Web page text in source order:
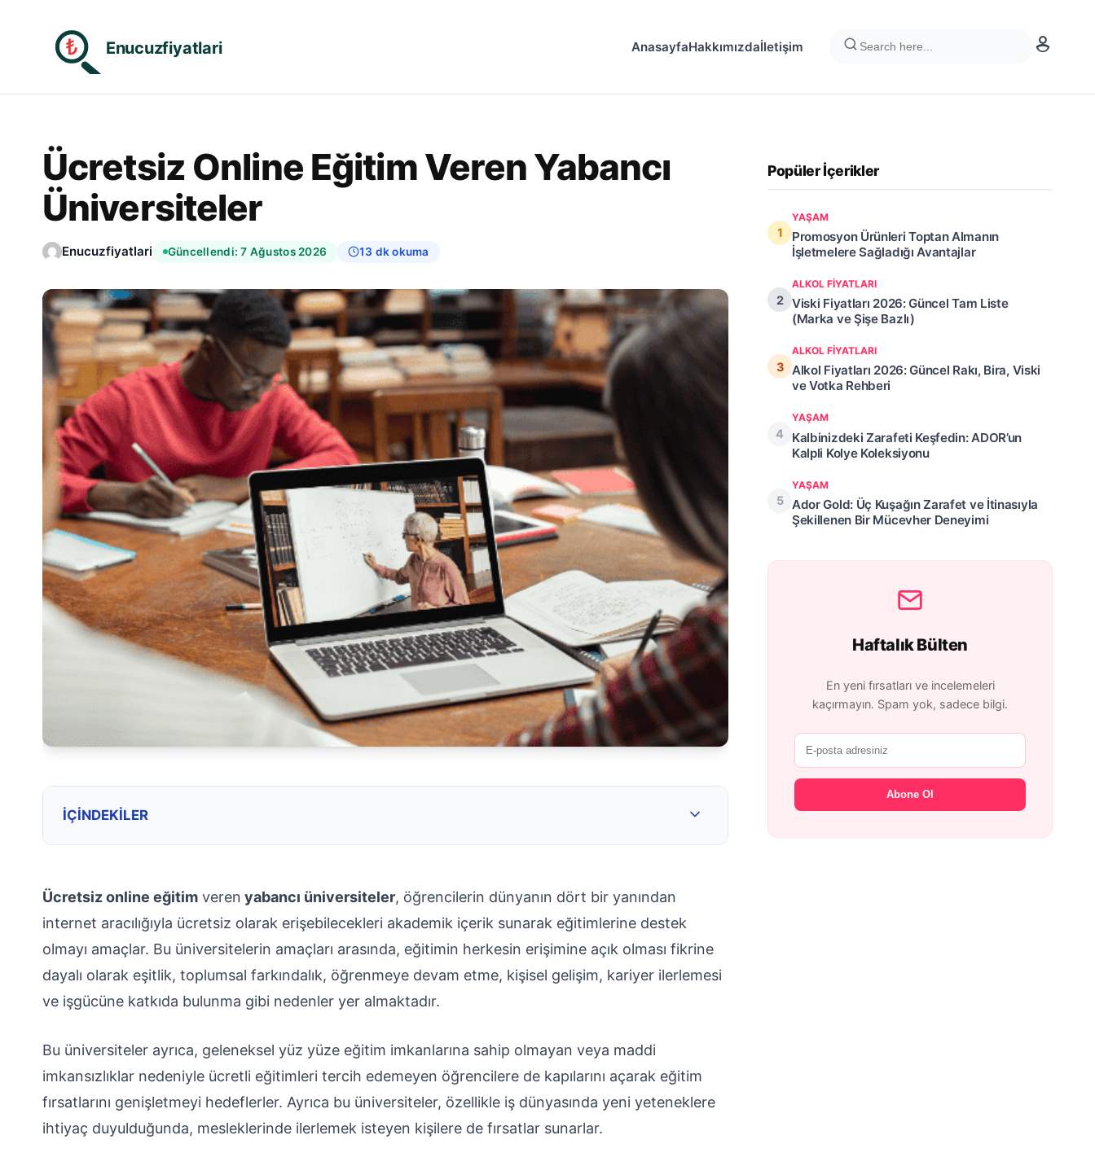
₺ Enucuzfiyatlari AnasayfaHakkımızdaİletişim
Ücretsiz Online Eğitim Veren Yabancı
Üniversiteler
Enucuzfiyatlari Güncellendi: 7 Ağustos 2026 13 dk okuma
İÇINDEKILER
Ücretsiz online eğitim veren yabancı üniversiteler, öğrencilerin dünyanın dört bir yanından
internet aracılığıyla ücretsiz olarak erişebilecekleri akademik içerik sunarak eğitimlerine destek
olmayı amaçlar. Bu üniversitelerin amaçları arasında, eğitimin herkesin erişimine açık olması fikrine
dayalı olarak eşitlik, toplumsal farkındalık, öğrenmeye devam etme, kişisel gelişim, kariyer ilerlemesi
ve işgücüne katkıda bulunma gibi nedenler yer almaktadır.
Bu üniversiteler ayrıca, geleneksel yüz yüze eğitim imkanlarına sahip olmayan veya maddi
imkansızlıklar nedeniyle ücretli eğitimleri tercih edemeyen öğrencilere de kapılarını açarak eğitim
fırsatlarını genişletmeyi hedeflerler. Ayrıca bu üniversiteler, özellikle iş dünyasında yeni yeteneklere
ihtiyaç duyulduğunda, mesleklerinde ilerlemek isteyen kişilere de fırsatlar sunarlar.
Popüler İçerikler
YAŞAM
Promosyon Ürünleri Toptan Almanın
İşletmelere Sağladığı Avantajlar
ALKOL FIYATLARI
Viski Fiyatları 2026: Güncel Tam Liste
(Marka ve Şişe Bazlı)
ALKOL FIYATLARI
Alkol Fiyatları 2026: Güncel Rakı, Bira, Viski
ve Votka Rehberi
YAŞAM
Kalbinizdeki Zarafeti Keşfedin: ADOR’un
Kalpli Kolye Koleksiyonu
YAŞAM
Ador Gold: Üç Kuşağın Zarafet ve İtinasıyla
Şekillenen Bir Mücevher Deneyimi
Haftalık Bülten
En yeni fırsatları ve incelemeleri
kaçırmayın. Spam yok, sadece bilgi.
Abone Ol